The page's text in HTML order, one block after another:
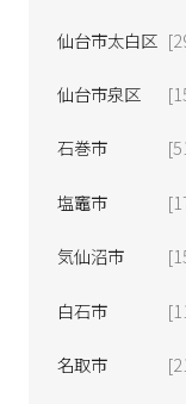
仙台市太白区
仙台市泉区
石巻市
塩竈市
気仙沼市
白石市
名取市